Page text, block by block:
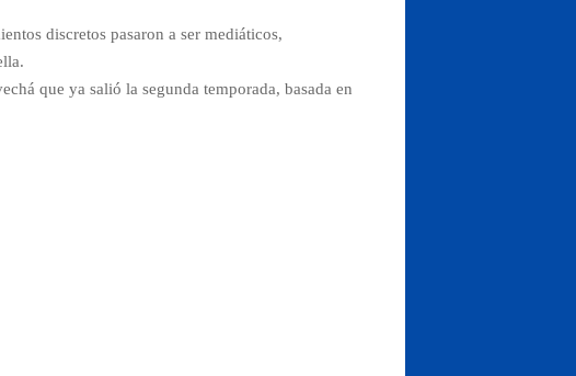
discretos pasaron a ser mediáticos,
que ya salió la segunda temporada, basada en